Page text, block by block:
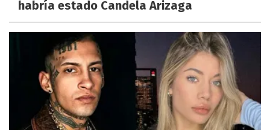
habría estado Candela Arizaga